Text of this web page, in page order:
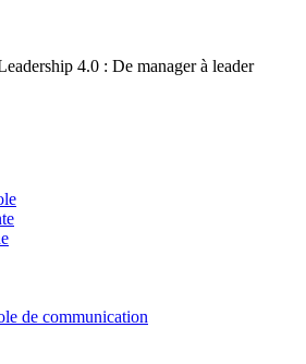
4.0 : De manager à leader
de communication